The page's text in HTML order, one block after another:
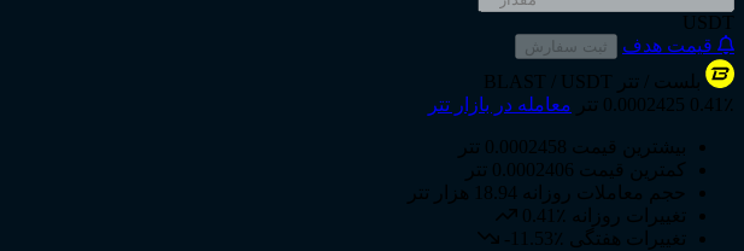
USDT
قیمت هدف
ثبت سفارش
بلست / تتر
BLAST / USDT
0.41٪ 0.0002425 تتر معامله در بازار تتر
بیشترین قیمت 0.0002458 تتر
کمترین قیمت 0.0002406 تتر
حجم معاملات روزانه 18.94 هزار تتر
تغییرات روزانه 0.41٪
تغییرات هفتگی -11.53٪